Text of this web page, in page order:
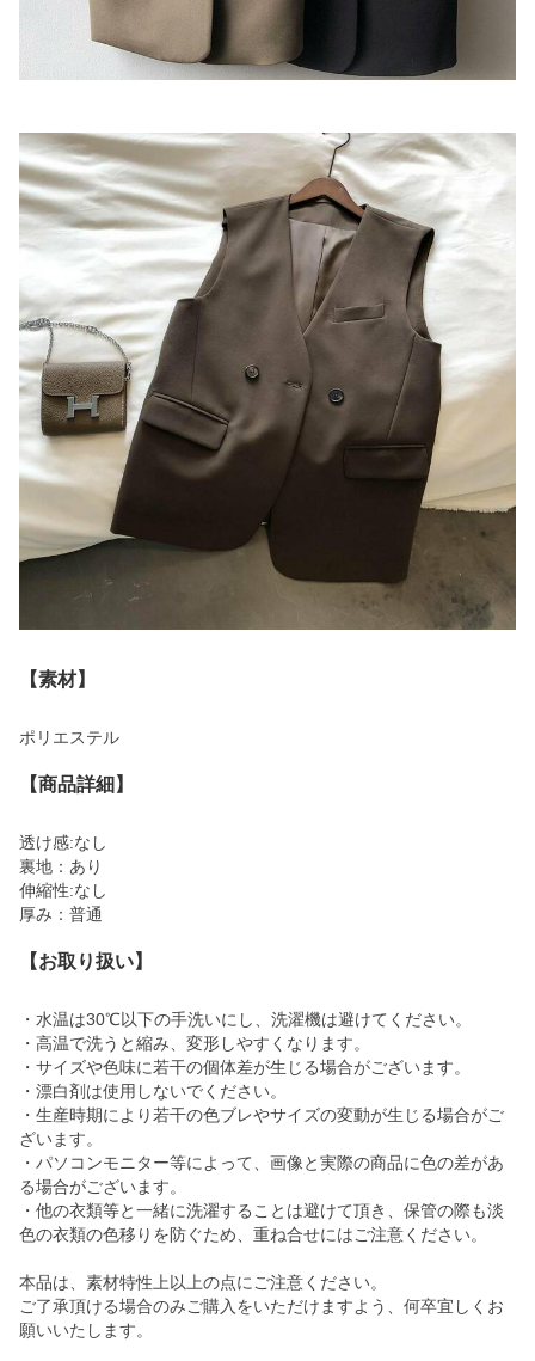
【素材】
ポリエステル
【商品詳細】
透け感:なし
裏地：あり
伸縮性:なし
厚み：普通
【お取り扱い】
・水温は30℃以下の手洗いにし、洗濯機は避けてください。
・高温で洗うと縮み、変形しやすくなります。
・サイズや色味に若干の個体差が生じる場合がございます。
・漂白剤は使用しないでください。
・生産時期により若干の色ブレやサイズの変動が生じる場合がご
ざいます。
・パソコンモニター等によって、画像と実際の商品に色の差があ
る場合がございます。
・他の衣類等と一緒に洗濯することは避けて頂き、保管の際も淡
色の衣類の色移りを防ぐため、重ね合せにはご注意ください。
本品は、素材特性上以上の点にご注意ください。
ご了承頂ける場合のみご購入をいただけますよう、何卒宜しくお
願いいたします。